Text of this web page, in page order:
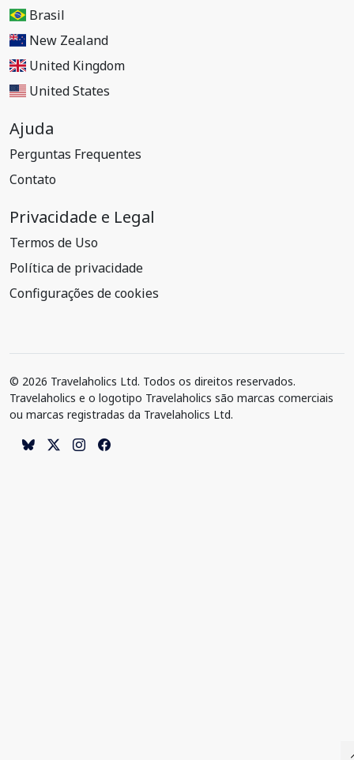
Brasil
New Zealand
United Kingdom
United States
Ajuda
Perguntas Frequentes
Contato
Privacidade e Legal
Termos de Uso
Política de privacidade
Configurações de cookies
© 2026 Travelaholics Ltd. Todos os direitos reservados.
Travelaholics e o logotipo Travelaholics são marcas comerciais
ou marcas registradas da Travelaholics Ltd.